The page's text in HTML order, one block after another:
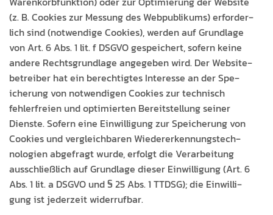
(z. B. Cook­ies zur Mes­sung des Webpub­likums) erforder­
lich sind (notwendi­ge Cook­ies), wer­den auf Grund­lage
von Art. 6 Abs. 1 lit. f DSGVO gespe­ichert, sofern keine
andere Rechts­grund­lage angegeben wird. Der Web­site­
be­treiber hat ein berechtigtes Inter­esse an der Spe­
icherung von notwendi­gen Cook­ies zur tech­nisch
fehler­freien und opti­mierten Bere­it­stel­lung sein­er
Dien­ste. Sofern eine Ein­willi­gung zur Spe­icherung von
Cook­ies und ver­gle­ich­baren Wieder­erken­nung­stech­
nolo­gien abge­fragt wurde, erfol­gt die Ver­ar­beitung
auss­chließlich auf Grund­lage dieser Ein­willi­gung (Art. 6
Abs. 1 lit. a DSGVO und § 25 Abs. 1 TTDSG); die Ein­willi­
gung ist jed­erzeit widerrufbar.